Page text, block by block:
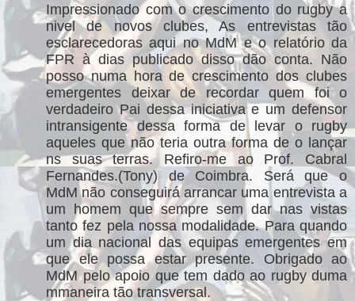
Impressionado com o crescimento do rugby a
nivel de novos clubes, As entrevistas tão
esclarecedoras aqui no MdM e o relatório da
FPR à dias publicado disso dão conta. Não
posso numa hora de crescimento dos clubes
emergentes deixar de recordar quem foi o
verdadeiro Pai dessa iniciativa e um defensor
intransigente dessa forma de levar o rugby
aqueles que não teria outra forma de o lançar
ns suas terras. Refiro-me ao Prof. Cabral
Fernandes.(Tony) de Coimbra. Será que o
MdM não conseguirá arrancar uma entrevista a
um homem que sempre sem dar nas vistas
tanto fez pela nossa modalidade. Para quando
um dia nacional das equipas emergentes em
que ele possa estar presente. Obrigado ao
MdM pelo apoio que tem dado ao rugby duma
mmaneira tão transversal.